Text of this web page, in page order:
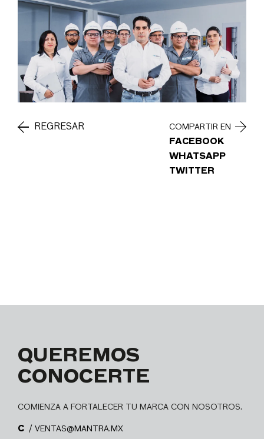
REGRESAR
COMPARTIR EN
FACEBOOK
WHATSAPP
TWITTER
QUEREMOS
CONOCERTE
COMIENZA A FORTALECER TU MARCA CON NOSOTROS.
C / VENTAS@MANTRA.MX